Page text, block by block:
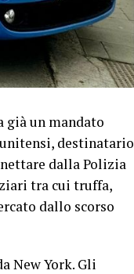
già un mandato
destinatario
dalla Polizia
tra cui truffa,
dallo scorso
New York. Gli